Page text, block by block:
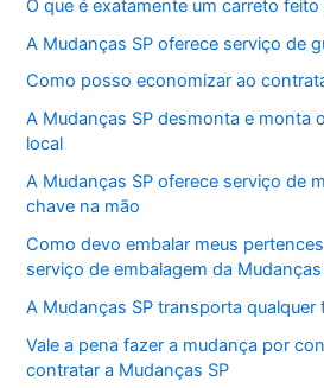
O que é exatamente um carreto
A Mudanças SP oferece serviço de
Como posso economizar ao
A Mudanças SP desmonta e monta
local
A Mudanças SP oferece serviço de
chave na mão
Como devo embalar meus
serviço de embalagem da Mudanças
A Mudanças SP transporta qualquer
Vale a pena fazer a mudança por
contratar a Mudanças SP